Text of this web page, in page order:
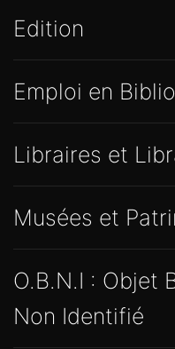
Edition
Emploi en
Libraires et
Musées et
O.B.N.I : Objet
Non Identifié